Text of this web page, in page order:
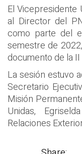
El Vicepresidente
al Director del
como parte del
semestre de
documento de la
La sesión estuvo
Secretario
Misión
Unidas,
Relaciones